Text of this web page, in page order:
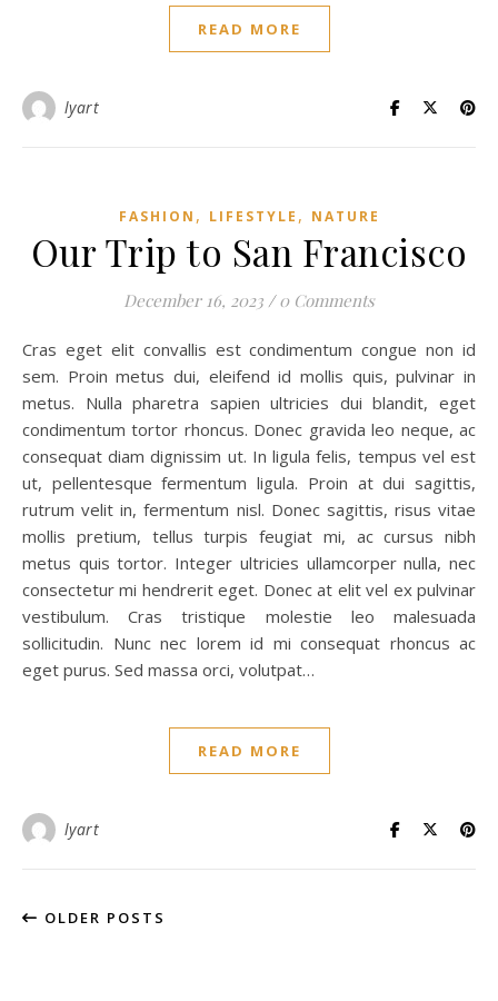
READ MORE
lyart
FASHION , LIFESTYLE , NATURE
Our Trip to San Francisco
December 16, 2023 / 0 Comments
Cras eget elit convallis est condimentum congue non id
sem. Proin metus dui, eleifend id mollis quis, pulvinar in
metus. Nulla pharetra sapien ultricies dui blandit, eget
condimentum tortor rhoncus. Donec gravida leo neque, ac
consequat diam dignissim ut. In ligula felis, tempus vel est
ut, pellentesque fermentum ligula. Proin at dui sagittis,
rutrum velit in, fermentum nisl. Donec sagittis, risus vitae
mollis pretium, tellus turpis feugiat mi, ac cursus nibh
metus quis tortor. Integer ultricies ullamcorper nulla, nec
consectetur mi hendrerit eget. Donec at elit vel ex pulvinar
vestibulum. Cras tristique molestie leo malesuada
sollicitudin. Nunc nec lorem id mi consequat rhoncus ac
eget purus. Sed massa orci, volutpat…
READ MORE
lyart
OLDER POSTS